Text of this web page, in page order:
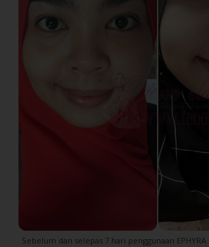
Sebelum dan selepas 7 hari penggunaan EPHYRA